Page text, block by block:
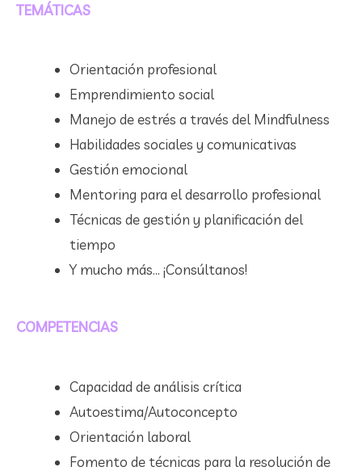
TEMÁTICAS
Orientación profesional
Emprendimiento social
Manejo de estrés a través del Mindfulness
Habilidades sociales y comunicativas
Gestión emocional
Mentoring para el desarrollo profesional
Técnicas de gestión y planificación del
tiempo
Y mucho más… ¡Consúltanos!
COMPETENCIAS
Capacidad de análisis crítica
Autoestima/Autoconcepto
Orientación laboral
Fomento de técnicas para la resolución de